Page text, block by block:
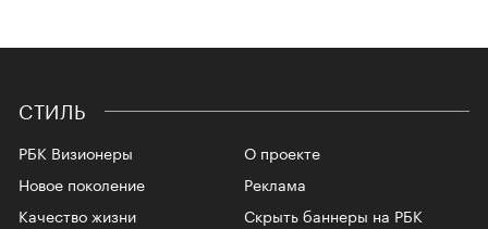
СТИЛЬ
РБК Визионеры
Новое поколение
Качество жизни
О проекте
Реклама
Скрыть баннеры на РБК